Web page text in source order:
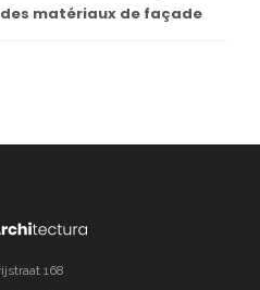
matériaux de façade
168